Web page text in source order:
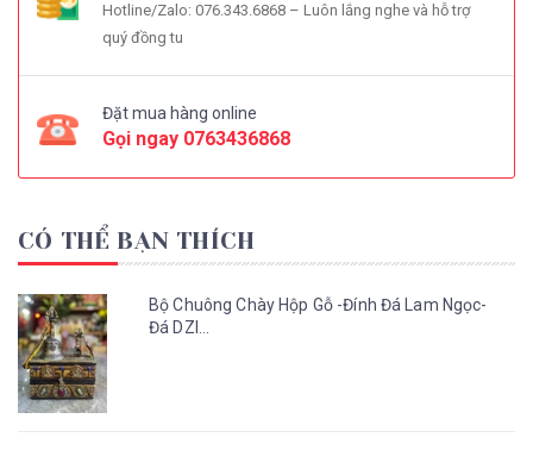
Hotline/Zalo: 076.343.6868 – Luôn lắng nghe và hỗ trợ
quý đồng tu
Đặt mua hàng online
Gọi ngay 0763436868
CÓ THỂ BẠN THÍCH
Bộ Chuông Chày Hộp Gỗ -Đính Đá Lam Ngọc-
Đá DZI...